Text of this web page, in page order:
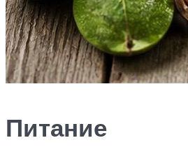
Питание